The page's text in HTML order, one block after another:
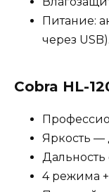
Питание:
через USB).
Cobra HL-
Яркость —
4 режима